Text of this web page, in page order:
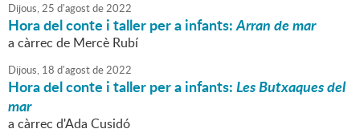
Dijous,25 d'agostde2022
Hora del conte i taller per a infants:Arran de mar
a càrrec de Mercè Rubí
Dijous, 18 d'agostde2022
Hora del conte i taller per a infants:Les Butxaques del
mar
a càrrec d'Ada Cusidó